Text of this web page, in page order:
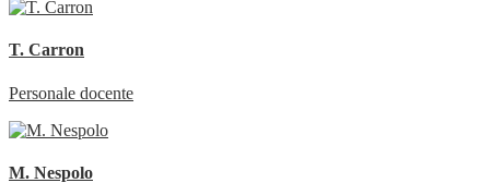
T. Carron
Personale docente
M. Nespolo